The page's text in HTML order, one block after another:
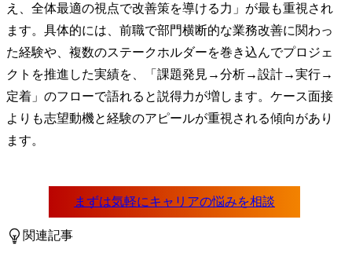
え、全体最適の視点で改善策を導ける力」が最も重視され
ます。具体的には、前職で部門横断的な業務改善に関わっ
た経験や、複数のステークホルダーを巻き込んでプロジェ
クトを推進した実績を、「課題発見→分析→設計→実行→
定着」のフローで語れると説得力が増します。ケース面接
よりも志望動機と経験のアピールが重視される傾向があり
ます。
関連記事